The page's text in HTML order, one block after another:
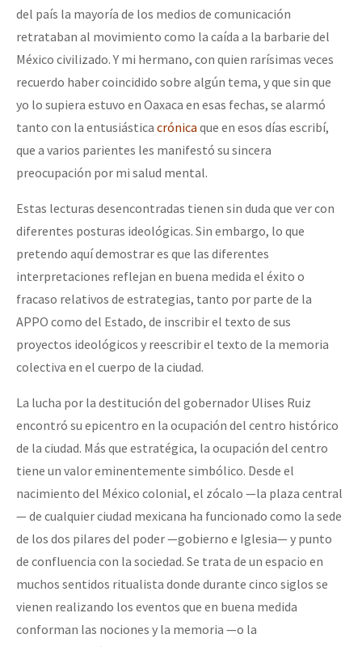
del país la mayoría de los medios de comunicación
retrataban al movimiento como la caída a la barbarie del
México civilizado. Y mi hermano, con quien rarísimas veces
recuerdo haber coincidido sobre algún tema, y que sin que
yo lo supiera estuvo en Oaxaca en esas fechas, se alarmó
tanto con la entusiástica crónica que en esos días escribí,
que a varios parientes les manifestó su sincera
preocupación por mi salud mental.
Estas lecturas desencontradas tienen sin duda que ver con
diferentes posturas ideológicas. Sin embargo, lo que
pretendo aquí demostrar es que las diferentes
interpretaciones reflejan en buena medida el éxito o
fracaso relativos de estrategias, tanto por parte de la
APPO como del Estado, de inscribir el texto de sus
proyectos ideológicos y reescribir el texto de la memoria
colectiva en el cuerpo de la ciudad.
La lucha por la destitución del gobernador Ulises Ruiz
encontró su epicentro en la ocupación del centro histórico
de la ciudad. Más que estratégica, la ocupación del centro
tiene un valor eminentemente simbólico. Desde el
nacimiento del México colonial, el zócalo —la plaza central
— de cualquier ciudad mexicana ha funcionado como la sede
de los dos pilares del poder —gobierno e Iglesia— y punto
de confluencia con la sociedad. Se trata de un espacio en
muchos sentidos ritualista donde durante cinco siglos se
vienen realizando los eventos que en buena medida
conforman las nociones y la memoria —o la